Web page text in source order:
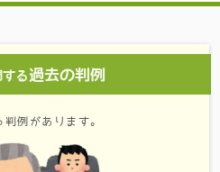
る過去の判例
例があります。